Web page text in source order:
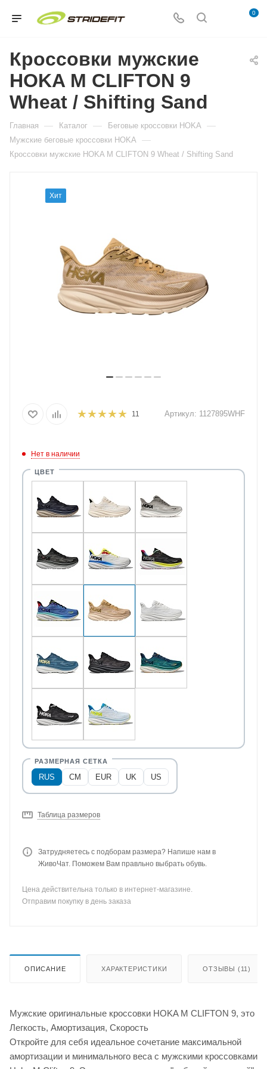
0
Кроссовки мужские
HOKA M CLIFTON 9
Wheat / Shifting Sand
Главная — Каталог — Беговые кроссовки HOKA —
Мужские беговые кроссовки HOKA —
Кроссовки мужские HOKA M CLIFTON 9 Wheat / Shifting Sand
Хит
11 Артикул: 1127895WHF
Нет в наличии
RUS CM EUR UK US
Таблица размеров
Затрудняетесь с подборам размера? Напише нам в
ЖивоЧат. Поможем Вам правльно выбрать обувь.
Цена действительна только в интернет-магазине.
Отправим покупку в день заказа
ОПИСАНИЕ ХАРАКТЕРИСТИКИ ОТЗЫВЫ (11)
Мужские оригинальные кроссовки HOKA M CLIFTON 9, это
Легкость, Амортизация, Скорость
Откройте для себя идеальное сочетание максимальной
амортизации и минимального веса с мужскими кроссовками